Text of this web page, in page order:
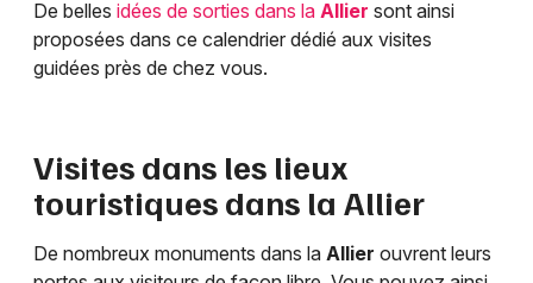
De belles idées de sorties dans la Allier sont ainsi
proposées dans ce calendrier dédié aux visites
guidées près de chez vous.
Visites dans les lieux
touristiques dans la Allier
De nombreux monuments dans la Allier ouvrent leurs